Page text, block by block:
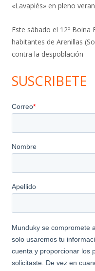
«Lavapiés» en pleno
Este sábado el 12º
habitantes de Arenillas
contra la despoblación
SUSCRIBETE